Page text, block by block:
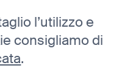
l’utilizzo e
consigliamo di
.